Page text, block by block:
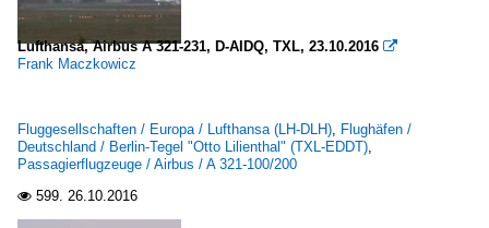
Lufthansa, Airbus A 321-231, D-AIDQ, TXL, 23.10.2016 
Frank Maczkowicz
Fluggesellschaften / Europa / Lufthansa (LH-DLH), Flughäfen /
Deutschland / Berlin-Tegel "Otto Lilienthal" (TXL-EDDT),
Passagierflugzeuge / Airbus / A 321-100/200
 599. 26.10.2016